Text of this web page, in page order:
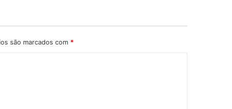
são marcados com *